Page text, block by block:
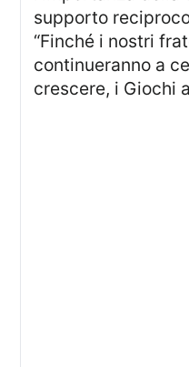
supporto
“Finché i nostri
continueranno a
crescere, i Giochi